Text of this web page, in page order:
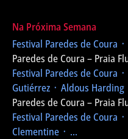
Na Próxima Semana
Festival Paredes de Coura
Paredes de Coura – Praia
Festival Paredes de Coura
Gutiérrez ᛫ Aldous Harding
Paredes de Coura – Praia
Festival Paredes de Coura
Clementine ᛫ ...